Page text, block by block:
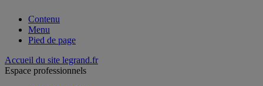
Contenu
Menu
Pied de page
Accueil du site legrand.fr
Espace professionnels